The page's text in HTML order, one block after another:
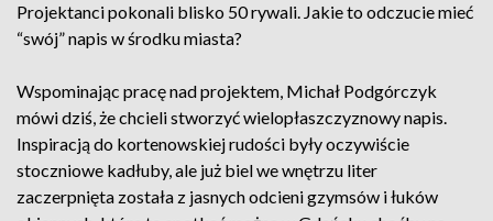
Projektanci pokonali blisko 50 rywali. Jakie to odczucie mieć
“swój” napis w środku miasta?
Wspominając pracę nad projektem, Michał Podgórczyk
mówi dziś, że chcieli stworzyć wielopłaszczyznowy napis.
Inspiracją do kortenowskiej rudości były oczywiście
stoczniowe kadłuby, ale już biel we wnętrzu liter
zaczerpnięta została z jasnych odcieni gzymsów i łuków